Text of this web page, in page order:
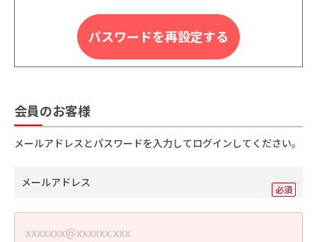
パスワードを再設定する
会員のお客様
メールアドレスとパスワードを入力してログインしてください。
メールアドレス